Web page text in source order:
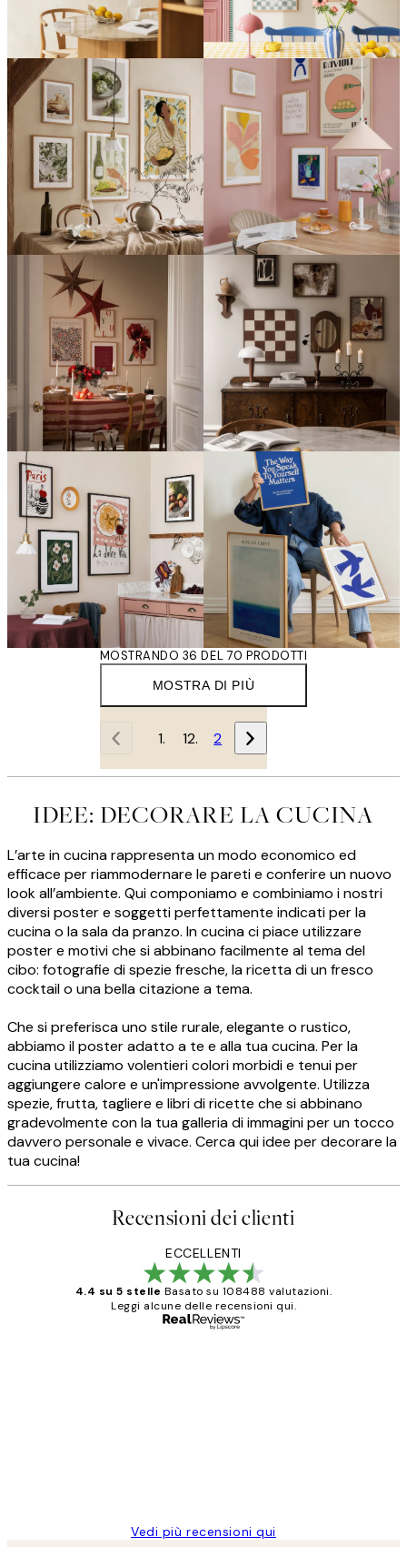
MOSTRA DI PIÙ
MOSTRANDO 36 DEL 70 PRODOTTI
1 2
IDEE: DECORARE LA CUCINA
L’arte in cucina rappresenta un modo economico ed
efficace per riammodernare le pareti e conferire un nuovo
look all’ambiente. Qui componiamo e combiniamo i nostri
diversi poster e soggetti perfettamente indicati per la
cucina o la sala da pranzo. In cucina ci piace utilizzare
poster e motivi che si abbinano facilmente al tema del
cibo: fotografie di spezie fresche, la ricetta di un fresco
cocktail o una bella citazione a tema.
Che si preferisca uno stile rurale, elegante o rustico,
abbiamo il poster adatto a te e alla tua cucina. Per la
cucina utilizziamo volentieri colori morbidi e tenui per
aggiungere calore e un'impressione avvolgente. Utilizza
spezie, frutta, tagliere e libri di ricette che si abbinano
gradevolmente con la tua galleria di immagini per un tocco
davvero personale e vivace. Cerca qui idee per decorare la
tua cucina!
Recensioni dei clienti
ECCELLENTI
4.4 su 5 stelle Basato su 108488 valutazioni.
Leggi alcune delle recensioni qui.
Vedi più recensioni qui